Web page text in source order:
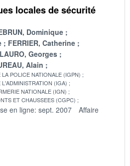
locales de sécurité
Dominique
FERRIER, Catherine
LAURO, Georges
Alain
POLICE NATIONALE (IGPN)
(IGA)
NATIONALE (IGN)
ET CHAUSSEES (CGPC)
en ligne: sept. 2007
Affaire